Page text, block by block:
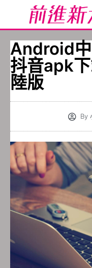
Android
抖音apk
陸版
By